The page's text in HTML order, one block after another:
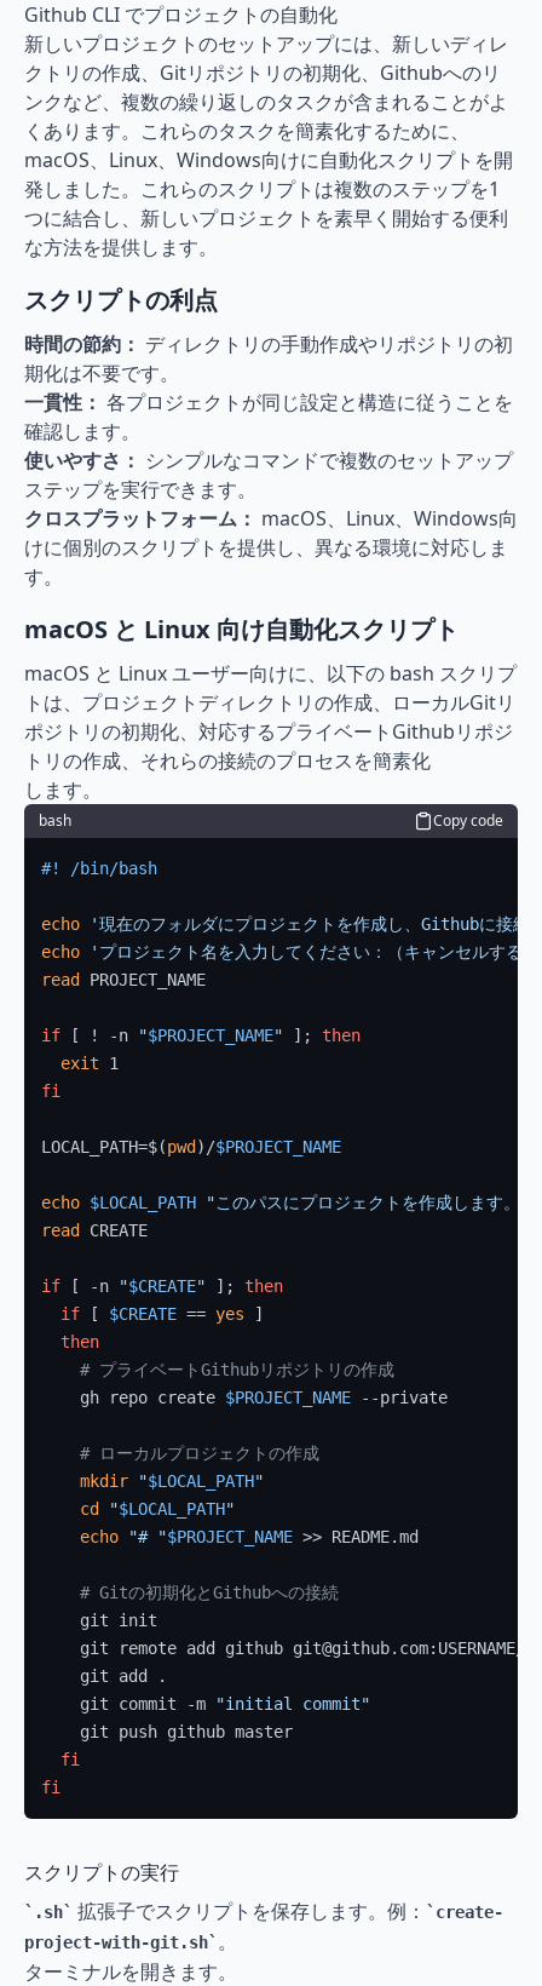
Github CLI でプロジェクトの自動化
新しいプロジェクトのセットアップには、新しいディレ
クトリの作成、Gitリポジトリの初期化、Githubへのリ
ンクなど、複数の繰り返しのタスクが含まれることがよ
くあります。これらのタスクを簡素化するために、
macOS、Linux、Windows向けに自動化スクリプトを開
発しました。これらのスクリプトは複数のステップを1
つに結合し、新しいプロジェクトを素早く開始する便利
な方法を提供します。
スクリプトの利点
時間の節約： ディレクトリの手動作成やリポジトリの初
期化は不要です。
一貫性： 各プロジェクトが同じ設定と構造に従うことを
確認します。
使いやすさ： シンプルなコマンドで複数のセットアップ
ステップを実行できます。
クロスプラットフォーム： macOS、Linux、Windows向
けに個別のスクリプトを提供し、異なる環境に対応しま
す。
macOS と Linux 向け自動化スクリプト
macOS と Linux ユーザー向けに、以下の bash スクリプ
トは、プロジェクトディレクトリの作成、ローカルGitリ
ポジトリの初期化、対応するプライベートGithubリポジ
トリの作成、それらの接続のプロセスを簡素化
します。
bash Copy code
#! /bin/bash
echo
'現在のフォルダにプロジェクトを作成し、Githubに接続
echo
'プロジェクト名を入力してください：（キャンセルする
read
PROJECT_NAME
if [ ! -n "$PROJECT_NAME" ]; then
exit
fi
LOCAL_PATH=$(pwd )/$PROJECT_NAME
echo $LOCAL_PATH
"このパスにプロジェクトを作成します。
read
CREATE
if [ -n "$CREATE" ]; then
if [ $CREATE == yes ]
then
# プライベートGithubリポジトリの作成
    gh repo create
$PROJECT_NAME --private
# ローカルプロジェクトの作成
mkdir
"$LOCAL_PATH"
cd
"$LOCAL_PATH"
echo
"# "$PROJECT_NAME >> README.md
# Gitの初期化とGithubへの接続
    git init
    git remote add github git@github.com:USERNAME/
    git add .
    git commit -m
"initial commit"
    git push github master
fi
fi
スクリプトの実行
.sh 拡張子でスクリプトを保存します。例：
create-
project-with-git.sh 。
ターミナルを開きます。